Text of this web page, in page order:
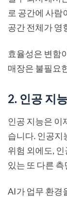
로 공간에 사람
공간 전체가 영
효율성은 변함
매장은 불필요
2. 인공 지
인공 지능은 이
습니다. 인공지
위험 외에도,
있는 또 다른
AI가 업무 환경